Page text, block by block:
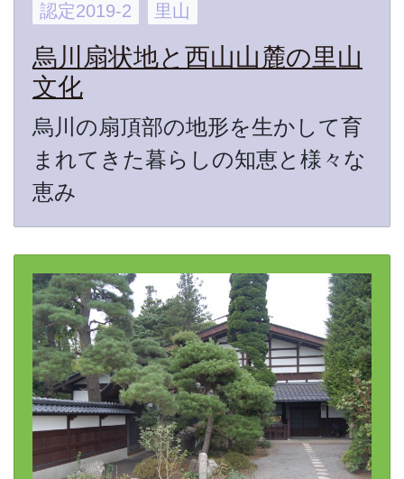
認定2019-2 里山
烏川扇状地と⻄山山麓の⾥山
⽂化
烏川の扇頂部の地形を生かして育
まれてきた暮らしの知恵と様々な
恵み